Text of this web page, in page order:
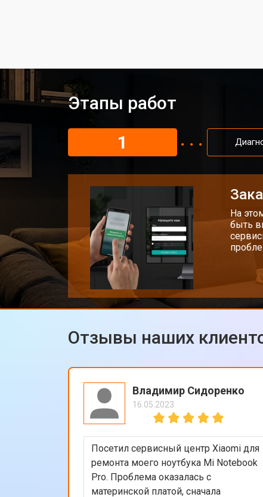
Ремонт блока питания
Этапы работ
1
На
быть
Отзывы наших
Владимир Сидоренко
16.05.2023
Посетил сервисный центр Xiaomi для
ремонта моего ноутбука Mi Notebook
Pro. Проблема оказалась с
материнской платой, сначала